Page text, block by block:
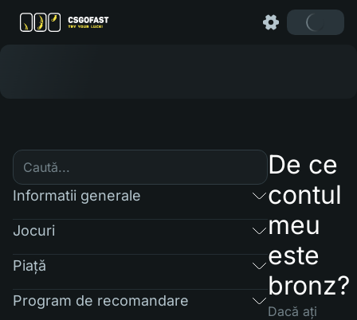
Informatii generale
Jocuri
Piaţă
Program de recomandare
De ce
contul
meu
este
bronz?
Dacă ați